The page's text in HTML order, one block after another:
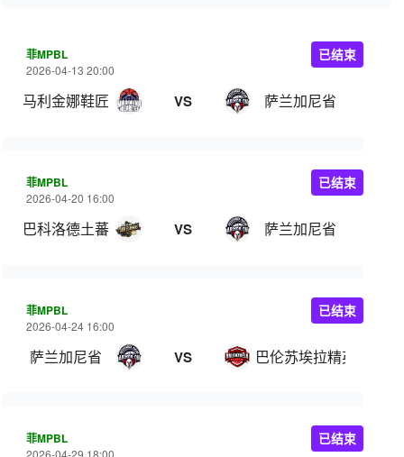
菲MPBL
2026-04-13 20:00
马利金娜鞋匠 VS 萨兰加尼省
已结束
菲MPBL
2026-04-20 16:00
巴科洛德土蕃 VS 萨兰加尼省
已结束
菲MPBL
2026-04-24 16:00
萨兰加尼省 VS 巴伦苏埃拉精英
已结束
菲MPBL
2026-04-29 18:00
已结束